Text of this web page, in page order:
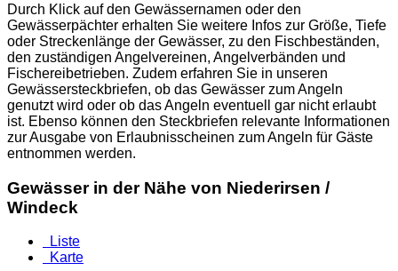
Durch Klick auf den Gewässernamen oder den
Gewässerpächter erhalten Sie weitere Infos zur Größe, Tiefe
oder Streckenlänge der Gewässer, zu den Fischbeständen,
den zuständigen Angelvereinen, Angelverbänden und
Fischereibetrieben. Zudem erfahren Sie in unseren
Gewässersteckbriefen, ob das Gewässer zum Angeln
genutzt wird oder ob das Angeln eventuell gar nicht erlaubt
ist. Ebenso können den Steckbriefen relevante Informationen
zur Ausgabe von Erlaubnisscheinen zum Angeln für Gäste
entnommen werden.
Gewässer in der Nähe von Niederirsen /
Windeck
Liste
Karte